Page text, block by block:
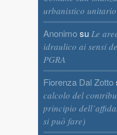
urbanistico unitario
Anonimosu Le
idraulico ai sensi
PGRA
Fiorenza Dal Zotto
calcolo del
principio
si può fare)